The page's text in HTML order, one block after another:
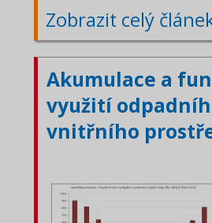
Zobrazit celý
Akumulace a
využití
vnitřního